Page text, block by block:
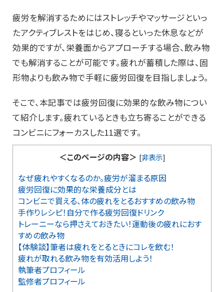
疲労を解消するためにはストレッチやマッサージといっ
たアクティブレストをはじめ、寝るといった休息などが
効果的ですが、栄養面からアプローチする場合、飲み物
でも解消することが可能です。疲れが蓄積した際は、固
形物よりも飲み物で手軽に疲労回復を目指しましょう。
そこで、本記事では疲労回復に効果的な飲み物につい
て紹介します。疲れているときも立ち寄ることができる
コンビニにフォーカスした11選です。
＜このページの内容＞ [非表示]
なぜ疲れやすくなるのか。疲労が溜まる原因
疲労回復に効果的な栄養成分とは
コンビニで買える、体の疲れをとるおすすめの飲み物
手作りレシピ！自分で作る疲労回復ドリンク
トレーニーなら押さえておきたい！運動後の疲れにおす
すめの飲み物
【体験談】筆者は疲れをとるときにコレを飲む！
疲れが取れる飲み物を有効活用しよう！
執筆者プロフィール
監修者プロフィール